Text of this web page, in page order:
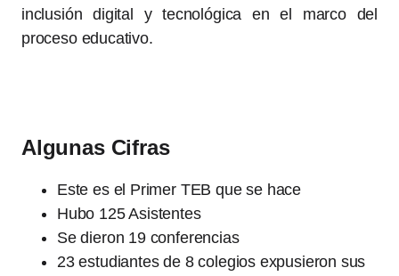
inclusión digital y tecnológica en el marco del
proceso educativo.
Algunas Cifras
Este es el Primer TEB que se hace
Hubo 125 Asistentes
Se dieron 19 conferencias
23 estudiantes de 8 colegios expusieron sus